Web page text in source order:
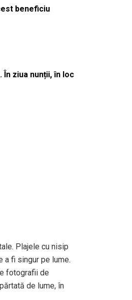
beneficiu
ziua nunții, în loc
Plajele cu nisip
a fi singur pe lume.
fotografii de
de lume, în